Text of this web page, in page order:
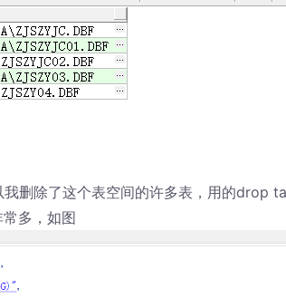
删除了这个表空间的许多表，用的drop
多，如图